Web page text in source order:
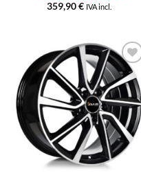
359,90€ IVA incl.
Aggiungi
alla lista
dei
desideri